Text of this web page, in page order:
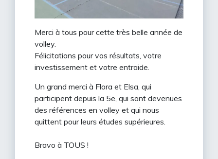
Merci à tous pour cette très belle année de
volley.
Félicitations pour vos résultats, votre
investissement et votre entraide.
Un grand merci à Flora et Elsa, qui
participent depuis la 5e, qui sont devenues
des références en volley et qui nous
quittent pour leurs études supérieures.
Bravo à TOUS !